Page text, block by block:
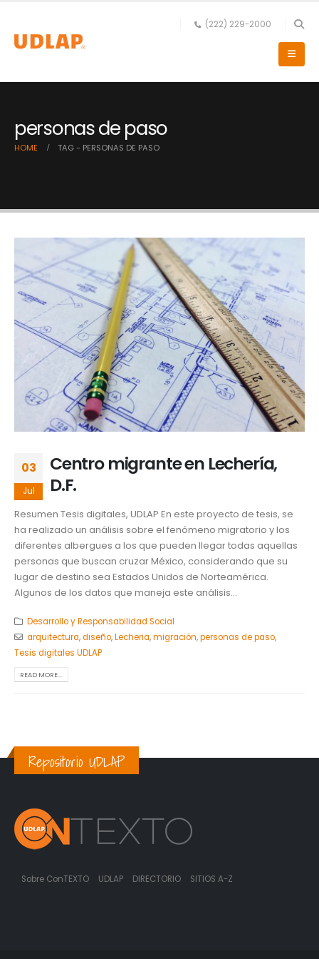
(222) 229-2000
personas de paso
HOME TAG - PERSONAS DE PASO
03
Jul
Centro migrante en Lechería,
D.F.
Resumen Tesis digitales, UDLAP En este proyecto de tesis, se
ha realizado un análisis sobre el fenómeno migratorio y los
diferentes albergues a los que pueden llegar todas aquellas
personas que buscan cruzar México, considerando que su
lugar de destino sea Estados Unidos de Norteamérica.
Algunos de los datos que maneja este análisis...
Desarrollo y Responsabilidad Social
arquitectura,diseño,Lecheria,migración,personas de paso,
Tesis digitales UDLAP
READ MORE...
Repositorio UDLAP
Sobre ConTEXTO UDLAP DIRECTORIO SITIOS A-Z